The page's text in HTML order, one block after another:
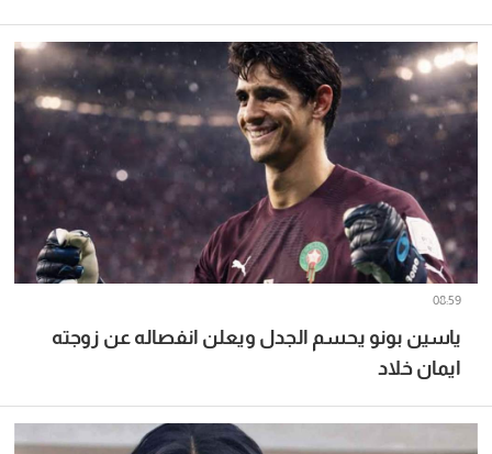
ياسين بونو يحسم الجدل ويعلن انفصاله عن زوجته
ايمان خلاد
08:59